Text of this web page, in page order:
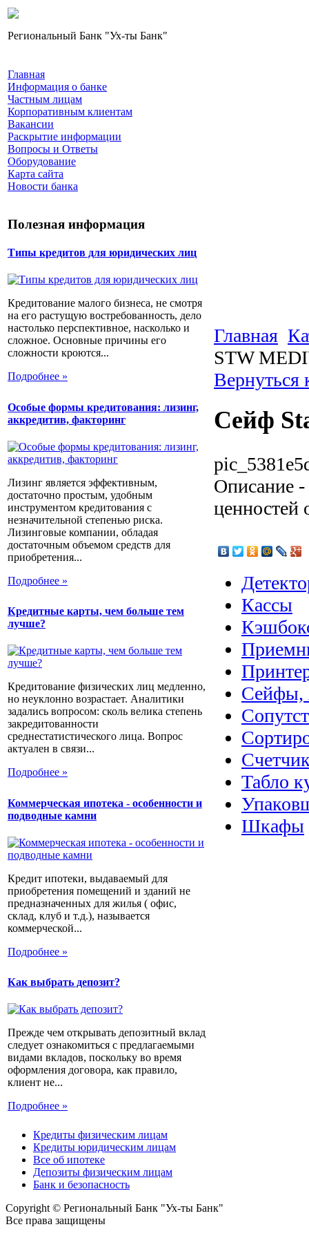
Региональный Банк "Ух-ты Банк"
Главная
Информация о банке
Частным лицам
Корпоративным клиентам
Вакансии
Раскрытие информации
Вопросы и Ответы
Оборудование
Карта сайта
Новости банка
Полезная информация
Типы кредитов для юридических лиц
Кредитование малого бизнеса, не смотря
на его растущую востребованность, дело
настолько перспективное, насколько и
сложное. Основные причины его
сложности кроются...
Подробнее »
Особые формы кредитования: лизинг,
аккредитив, факторинг
Лизинг является эффективным,
достаточно простым, удобным
инструментом кредитования с
незначительной степенью риска.
Лизинговые компании, обладая
достаточным объемом средств для
приобретения...
Подробнее »
Кредитные карты, чем больше тем
лучше?
Кредитование физических лиц медленно,
но неуклонно возрастает. Аналитики
задались вопросом: сколь велика степень
закредитованности
среднестатистического лица. Вопрос
актуален в связи...
Подробнее »
Коммерческая ипотека - особенности и
подводные камни
Кредит ипотеки, выдаваемый для
приобретения помещений и зданий не
предназначенных для жилья ( офис,
склад, клуб и т.д.), называется
коммерческой...
Подробнее »
Как выбрать депозит?
Прежде чем открывать депозитный вклад
следует ознакомиться с предлагаемыми
видами вкладов, поскольку во время
оформления договора, как правило,
клиент не...
Подробнее »
Главная
STW
Сейф
Описание -
ценностей
Кассы
Сейфы,
Табло
Шкафы
Кредиты физическим лицам
Кредиты юридическим лицам
Все об ипотеке
Депозиты физическим лицам
Банк и безопасность
Copyright © Региональный Банк "Ух-ты Банк"
Все права защищены